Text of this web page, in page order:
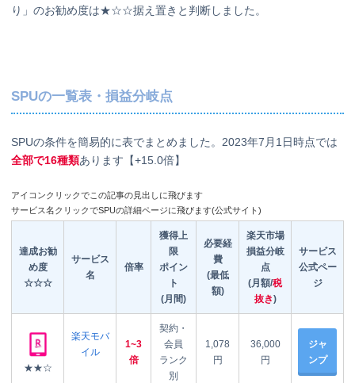
り」のお勧め度は★☆☆据え置きと判断しました。
SPUの一覧表・損益分岐点
SPUの条件を簡易的に表でまとめました。2023年7月1日時点では
全部で16種類あります【+15.0倍】
アイコンクリックでこの記事の見出しに飛びます
サービス名クリックでSPUの詳細ページに飛びます(公式サイト)
達成お勧
め度
☆☆☆
サービス
名
倍率
獲得上
限
ポイン
ト
(月間)
必要経
費
(最低
額)
楽天市場
損益分岐
点
(月額/税
抜き)
サービス
公式ペー
ジ
★★☆
楽天モバ
イル
1~3
倍
契約・
会員
ランク
別
1,078
円
36,000
円
ジャ
ンプ